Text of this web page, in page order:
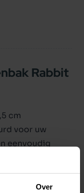
Over
Rabbit
cm
voor uw
eenvoudig